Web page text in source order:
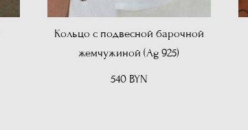
Кольцо с подвесной барочной
жемчужиной (Ag 925)
540 BYN